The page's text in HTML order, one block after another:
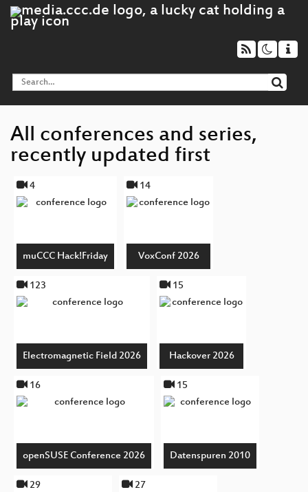
All conferences and series,
recently updated first
4
muCCC Hack!Friday
14
VoxConf 2026
123
Electromagnetic Field 2026
15
Hackover 2026
16
openSUSE Conference 2026
15
Datenspuren 2010
29 27